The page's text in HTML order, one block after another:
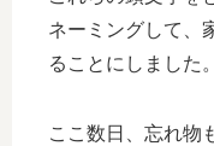
ネーミングして、
ることにしました。
ここ数日、忘れ物